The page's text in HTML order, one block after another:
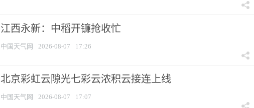
江西永新：中稻开镰抢收忙
中国天气网 2026-08-07 17:26
北京彩虹云隙光七彩云浓积云接连上线
中国天气网 2026-08-07 17:07